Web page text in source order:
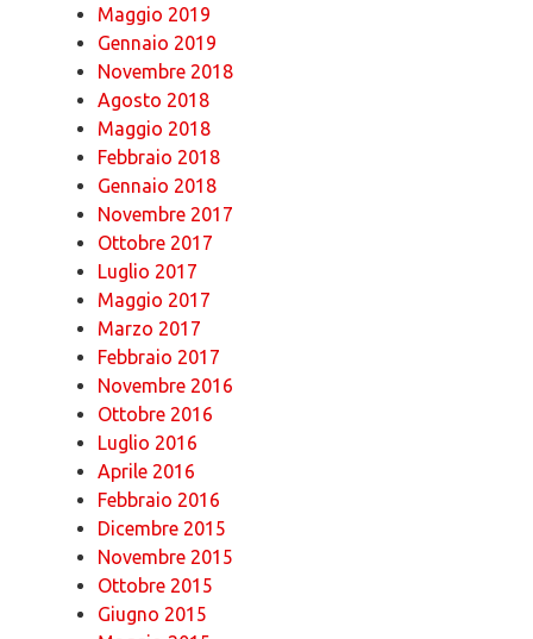
Maggio 2019
Gennaio 2019
Novembre 2018
Agosto 2018
Maggio 2018
Febbraio 2018
Gennaio 2018
Novembre 2017
Ottobre 2017
Luglio 2017
Maggio 2017
Marzo 2017
Febbraio 2017
Novembre 2016
Ottobre 2016
Luglio 2016
Aprile 2016
Febbraio 2016
Dicembre 2015
Novembre 2015
Ottobre 2015
Giugno 2015